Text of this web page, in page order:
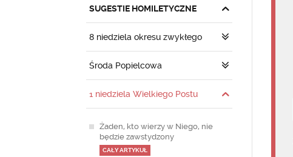
SUGESTIE HOMILETYCZNE
8 niedziela okresu zwykłego
Środa Popielcowa
1 niedziela Wielkiego Postu
Żaden, kto wierzy w Niego, nie
będzie zawstydzony
CAŁY ARTYKUŁ